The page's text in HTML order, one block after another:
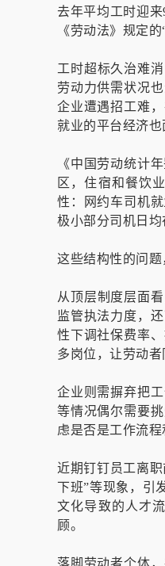
去年平均工时迎
《劳动法》规定
工时超标久治难
劳动力供需状况
企业遭遇招工难
就业的平台经济也
《中国劳动统计
区，住宿和餐饮
性：网约车司机
极小部分司机日均
这些结构性的问题
从顶层制度层面
监管执法力度，
性下调社保费率
多岗位，让劳动者
企业则需摒弃把
等情况偶尔需要
虑是否是工作流程
近期钉钉员工离
下班”等现象，引
文化导致的人才
顾。
落脚劳动者个体